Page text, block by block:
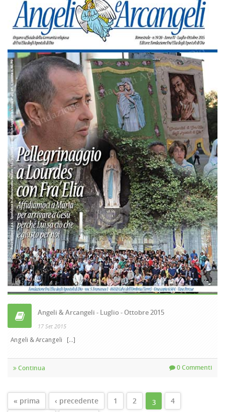
Angeli & Arcangeli - Luglio - Ottobre 2015
17 Set 2015
Angeli & Arcangeli [...]
Continua 0 Commenti
PAGINE
« prima ‹ precedente 1 2 3
4